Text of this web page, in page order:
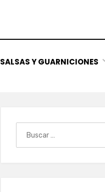
SALSAS Y GUARNICIONES